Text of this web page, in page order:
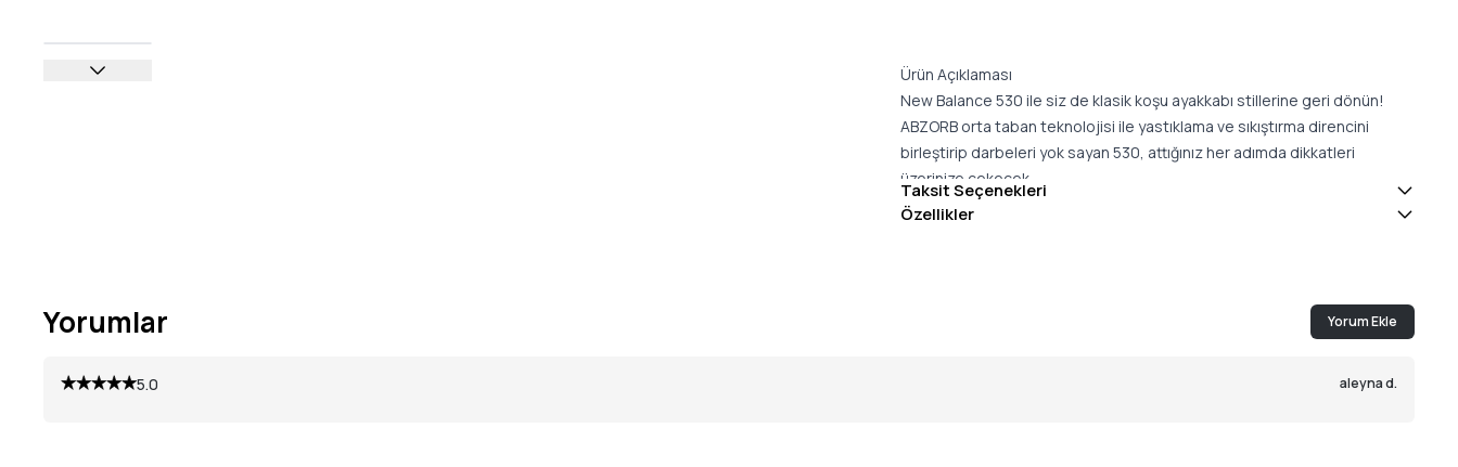
Ürün Açıklaması
New Balance 530 ile siz de klasik koşu ayakkabı stillerine geri dönün!
ABZORB orta taban teknolojisi ile yastıklama ve sıkıştırma direncini
birleştirip darbeleri yok sayan 530, attığınız her adımda dikkatleri
üzerinize çekecek.
Taksit Seçenekleri
Özellikler
Yorumlar Yorum Ekle
5.0 aleynad.